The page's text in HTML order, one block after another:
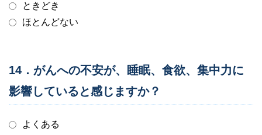
ときどき
ほとんどない
14．がんへの不安が、睡眠、食欲、集中力に
影響していると感じますか？
よくある